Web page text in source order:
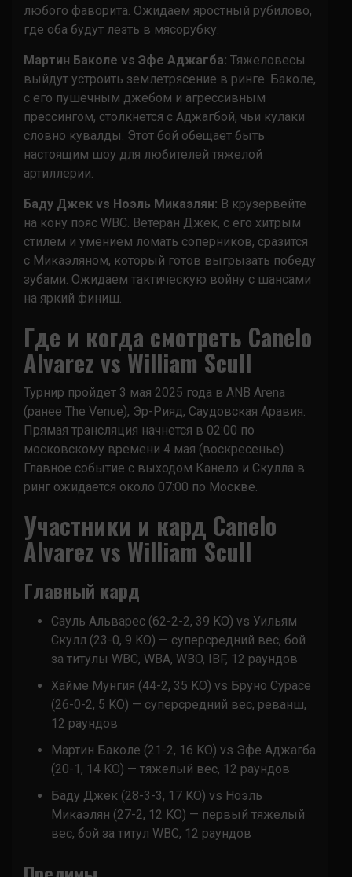
любого фаворита. Ожидаем яростный рубилово,
где оба будут лезть в мясорубку.
Мартин Баколе vs Эфе Аджагба: Тяжеловесы
выйдут устроить землетрясение в ринге. Баколе,
с его пушечным джебом и агрессивным
прессингом, столкнется с Аджагбой, чьи кулаки
словно кувалды. Этот бой обещает быть
настоящим шоу для любителей тяжелой
артиллерии.
Баду Джек vs Ноэль Микаэлян: В крузервейте
на кону пояс WBC. Ветеран Джек, с его хитрым
стилем и умением ломать соперников, сразится
с Микаэляном, который готов выгрызать победу
зубами. Ожидаем тактическую войну с шансами
на яркий финиш.
Где и когда смотреть Canelo
Alvarez vs William Scull
Турнир пройдет 3 мая 2025 года в ANB Arena
(ранее The Venue), Эр-Рияд, Саудовская Аравия.
Прямая трансляция начнется в 02:00 по
московскому времени 4 мая (воскресенье).
Главное событие с выходом Канело и Скулла в
ринг ожидается около 07:00 по Москве.
Участники и кард Canelo
Alvarez vs William Scull
Главный кард
Сауль Альварес (62-2-2, 39 KO) vs Уильям
Скулл (23-0, 9 KO) — суперсредний вес, бой
за титулы WBC, WBA, WBO, IBF, 12 раундов
Хайме Мунгия (44-2, 35 KO) vs Бруно Сурасе
(26-0-2, 5 KO) — суперсредний вес, реванш,
12 раундов
Мартин Баколе (21-2, 16 KO) vs Эфе Аджагба
(20-1, 14 KO) — тяжелый вес, 12 раундов
Баду Джек (28-3-3, 17 KO) vs Ноэль
Микаэлян (27-2, 12 KO) — первый тяжелый
вес, бой за титул WBC, 12 раундов